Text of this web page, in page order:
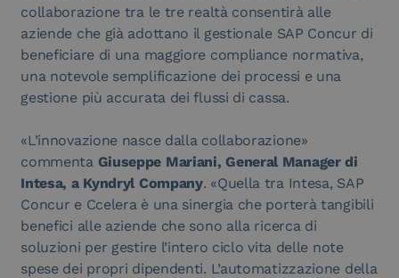
collaborazione tra le tre realtà consentirà alle
aziende che già adottano il gestionale SAP Concur di
beneficiare di una maggiore compliance normativa,
una notevole semplificazione dei processi e una
gestione più accurata dei flussi di cassa.
«L’innovazione nasce dalla collaborazione»
commenta Giuseppe Mariani, General Manager di
Intesa, a Kyndryl Company. «Quella tra Intesa, SAP
Concur e Ccelera è una sinergia che porterà tangibili
benefici alle aziende che sono alla ricerca di
soluzioni per gestire l’intero ciclo vita delle note
spese dei propri dipendenti. L’automatizzazione della